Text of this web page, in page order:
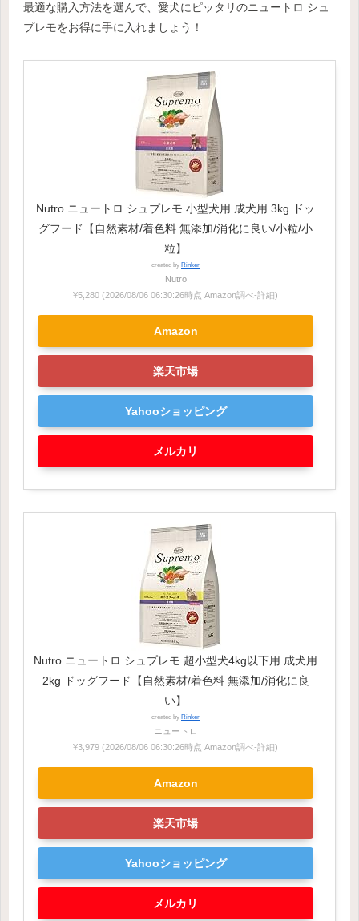
最適な購入方法を選んで、愛犬にピッタリのニュートロ シュ
プレモをお得に手に入れましょう！
Nutro ニュートロ シュプレモ 小型犬用 成犬用 3kg ドッ
グフード【自然素材/着色料 無添加/消化に良い/小粒/小
粒】
created by Rinker
Nutro
¥5,280 (2026/08/06 06:30:26時点 Amazon調べ-詳細)
Amazon
楽天市場
Yahooショッピング
メルカリ
Nutro ニュートロ シュプレモ 超小型犬4kg以下用 成犬用
2kg ドッグフード【自然素材/着色料 無添加/消化に良
い】
created by Rinker
ニュートロ
¥3,979 (2026/08/06 06:30:26時点 Amazon調べ-詳細)
Amazon
楽天市場
Yahooショッピング
メルカリ